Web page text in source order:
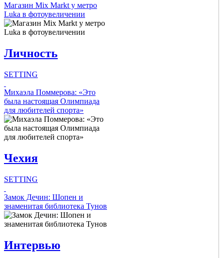
Intro Items
Link Items
Show Image
Show
Hide
Магазин Mix Markt у метро
Luka в фотоувеличении
Личность
SETTING
Intro Items
Link Items
Show Image
Hide
Михаэла Поммерова: «Это
была настоящая Олимпиада
для любителей спорта»
Чехия
SETTING
Intro Items
Link Items
Show Image
Show
Замок Дечин: Шопен и
знаменитая библиотека Тунов
Интервью